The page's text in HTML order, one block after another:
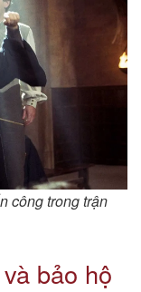
công trong trận
bảo hộ